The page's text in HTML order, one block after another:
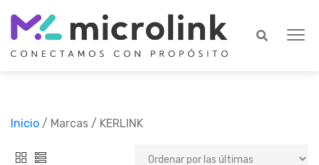
Inicio / Marcas / KERLINK